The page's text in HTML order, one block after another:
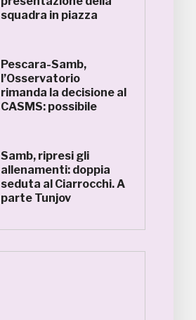
squadra in piazza
Pescara-Samb,
l’Osservatorio
rimanda la decisione al
CASMS: possibile
Samb, ripresi gli
allenamenti: doppia
seduta al Ciarrocchi. A
parte Tunjov